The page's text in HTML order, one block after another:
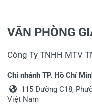
Viết nhận xét của
VĂN PHÒNG
Công Ty TNHH MTV
Chi nhánh TP. Hồ Chí
115 Đường C18,
Việt Nam